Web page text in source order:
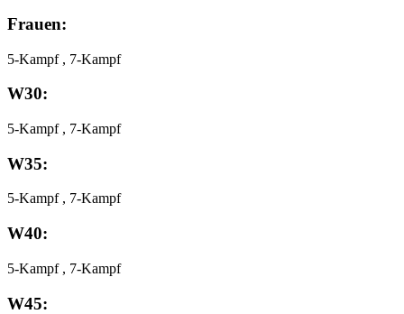
Frauen:
5-Kampf , 7-Kampf
W30:
5-Kampf , 7-Kampf
W35:
5-Kampf , 7-Kampf
W40:
5-Kampf , 7-Kampf
W45: